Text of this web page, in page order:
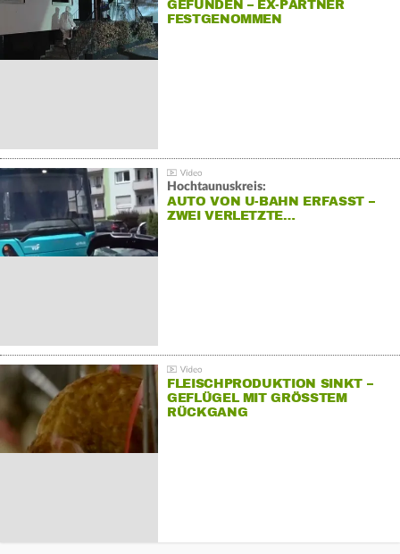
GEFUNDEN – EX-PARTNER
FESTGENOMMEN
Hochtaunuskreis:
AUTO VON U-BAHN ERFASST –
ZWEI VERLETZTE…
FLEISCHPRODUKTION SINKT –
GEFLÜGEL MIT GRÖSSTEM R
ÜCKGANG